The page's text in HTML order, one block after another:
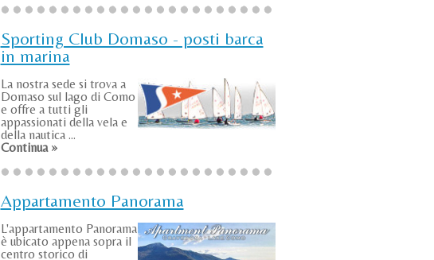
Sporting Club Domaso - posti barca
in marina
La nostra sede si trova a
Domaso sul lago di Como
e offre a tutti gli
appassionati della vela e
della nautica ...
Continua »
Appartamento Panorama
L'appartamento Panorama
è ubicato appena sopra il
centro storico di